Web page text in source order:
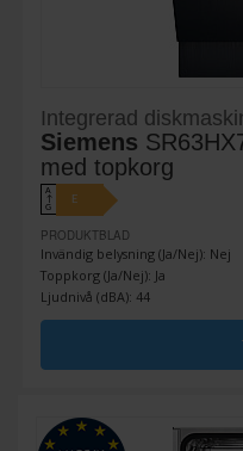
Integrerad
Siemens
med topkorg
A
↑
G
E
PRODUKTBLAD
Invändig belysning (Ja/Nej): Nej
Toppkorg (Ja/Nej): Ja
Ljudnivå (dBA): 44